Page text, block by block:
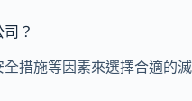
？
措施等因素來選擇合適的滅